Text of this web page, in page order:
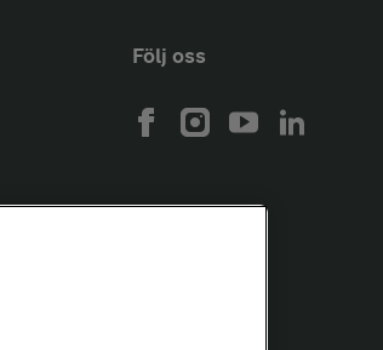
Följ oss